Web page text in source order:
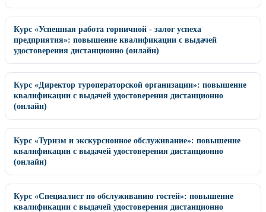
Курс «Успешная работа горничной - залог успеха
предприятия»: повышение квалификации с выдачей
удостоверения дистанционно (онлайн)
Курс «Директор туроператорской организации»: повышение
квалификации с выдачей удостоверения дистанционно
(онлайн)
Курс «Туризм и экскурсионное обслуживание»: повышение
квалификации с выдачей удостоверения дистанционно
(онлайн)
Курс «Специалист по обслуживанию гостей»: повышение
квалификации с выдачей удостоверения дистанционно